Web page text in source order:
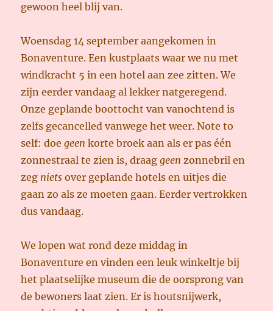
gewoon heel blij van.
Woensdag 14 september aangekomen in
Bonaventure. Een kustplaats waar we nu met
windkracht 5 in een hotel aan zee zitten. We
zijn eerder vandaag al lekker natgeregend.
Onze geplande boottocht van vanochtend is
zelfs gecancelled vanwege het weer. Note to
self: doegeen korte broek aan als er pas één
zonnestraal te zien is, draaggeen zonnebril en
zeg niets over geplande hotels en uitjes die
gaan zo als ze moeten gaan. Eerder vertrokken
dus vandaag.
We lopen wat rond deze middag in
Bonaventure en vinden een leuk winkeltje bij
het plaatselijke museum die de oorsprong van
de bewoners laat zien. Er is houtsnijwerk,